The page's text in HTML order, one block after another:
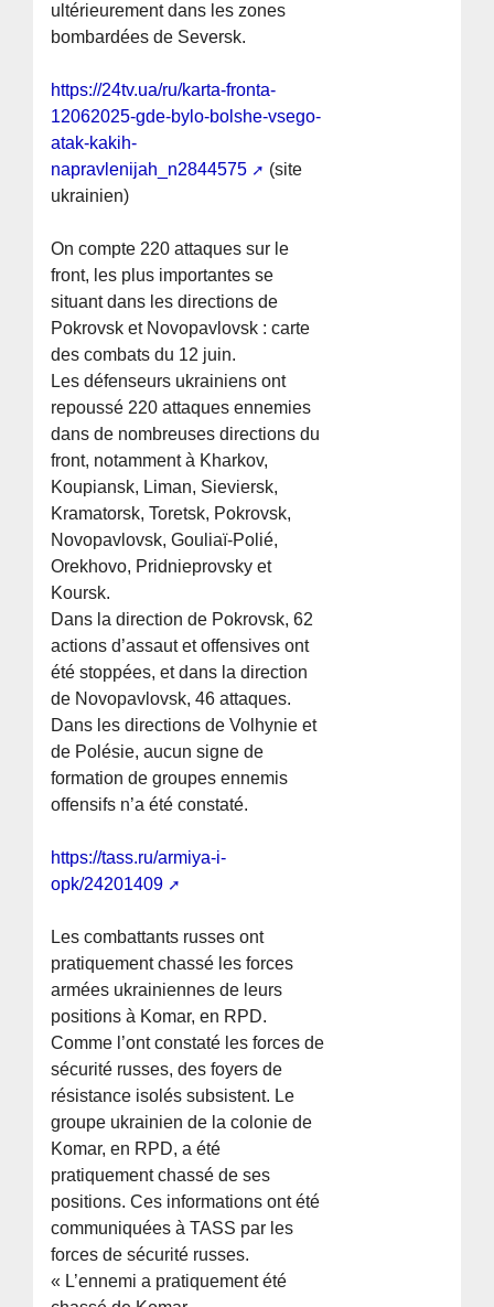
ultérieurement dans les zones
bombardées de Seversk.
https://24tv.ua/ru/karta-fronta-
12062025-gde-bylo-bolshe-vsego-
atak-kakih-
napravlenijah_n2844575
(site
ukrainien)
On compte 220 attaques sur le
front, les plus importantes se
situant dans les directions de
Pokrovsk et Novopavlovsk : carte
des combats du 12 juin.
Les défenseurs ukrainiens ont
repoussé 220 attaques ennemies
dans de nombreuses directions du
front, notamment à Kharkov,
Koupiansk, Liman, Sieviersk,
Kramatorsk, Toretsk, Pokrovsk,
Novopavlovsk, Gouliaï-Polié,
Orekhovo, Pridnieprovsky et
Koursk.
Dans la direction de Pokrovsk, 62
actions d’assaut et offensives ont
été stoppées, et dans la direction
de Novopavlovsk, 46 attaques.
Dans les directions de Volhynie et
de Polésie, aucun signe de
formation de groupes ennemis
offensifs n’a été constaté.
https://tass.ru/armiya-i-
opk/24201409
Les combattants russes ont
pratiquement chassé les forces
armées ukrainiennes de leurs
positions à Komar, en RPD.
Comme l’ont constaté les forces de
sécurité russes, des foyers de
résistance isolés subsistent. Le
groupe ukrainien de la colonie de
Komar, en RPD, a été
pratiquement chassé de ses
positions. Ces informations ont été
communiquées à TASS par les
forces de sécurité russes.
« L’ennemi a pratiquement été